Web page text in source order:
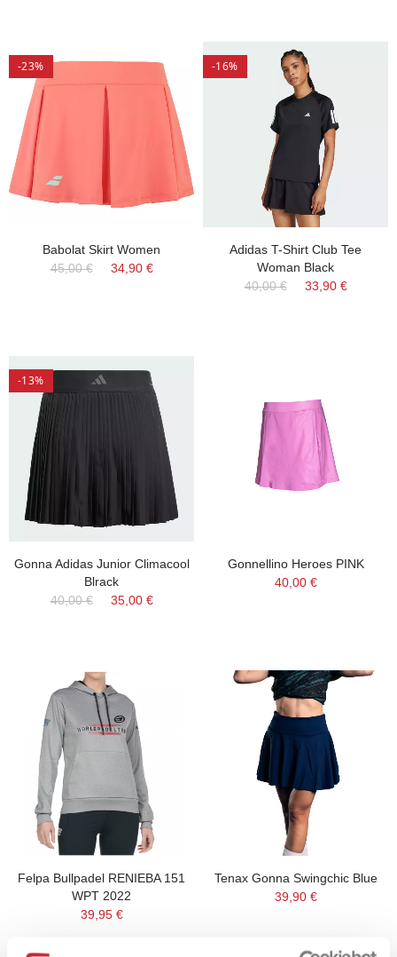
-23%
Babolat Skirt Women
45,00 €
34,90 €
-16%
Adidas T-Shirt Club Tee
Woman Black
40,00 €
33,90 €
-13%
Gonna Adidas Junior Climacool
Blrack
40,00 €
35,00 €
Gonnellino Heroes PINK
40,00 €
Felpa Bullpadel RENIEBA 151
WPT 2022
39,95 €
Tenax Gonna Swingchic Blue
39,90 €